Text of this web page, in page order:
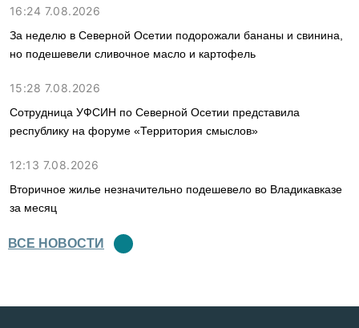
16:24 7.08.2026
За неделю в Северной Осетии подорожали бананы и свинина,
но подешевели сливочное масло и картофель
15:28 7.08.2026
Сотрудница УФСИН по Северной Осетии представила
республику на форуме «Территория смыслов»
12:13 7.08.2026
Вторичное жилье незначительно подешевело во Владикавказе
за месяц
ВСЕ НОВОСТИ